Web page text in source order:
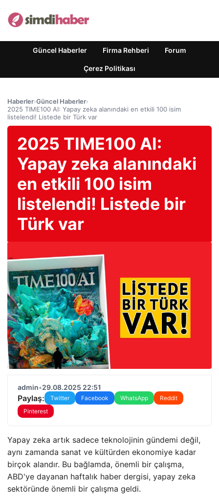
Güncel Haberler Firma Rehberi Forum
Çerez Politikası
Haberler›Güncel Haberler›
2025 TIME100 AI: Yapay zeka alanındaki en etkili 100 isim
listelendi! Listede bir Türk var
2025 TIME100 AI:
Yapay zeka alanındaki
en etkili 100 isim
listelendi! Listede bir
Türk var
admin•29.08.2025 22:51
Paylaş: Twitter Facebook WhatsApp
Reddit
Pinterest
Yapay zeka artık sadece teknolojinin gündemi değil,
aynı zamanda sanat ve kültürden ekonomiye kadar
birçok alandır. Bu bağlamda, önemli bir çalışma,
ABD'ye dayanan haftalık haber dergisi, yapay zeka
sektöründe önemli bir çalışma geldi.